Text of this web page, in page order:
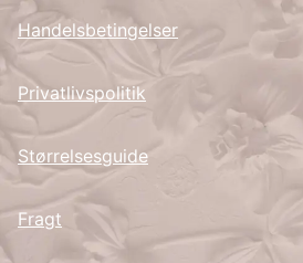
Handelsbetingelser
Privatlivspolitik
Størrelsesguide
Fragt